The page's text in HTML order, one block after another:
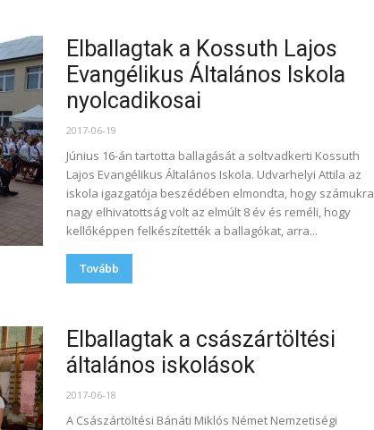
Elballagtak a Kossuth Lajos
Evangélikus Általános Iskola
nyolcadikosai
2017-06-19
Június 16-án tartotta ballagását a soltvadkerti Kossuth
Lajos Evangélikus Általános Iskola. Udvarhelyi Attila az
iskola igazgatója beszédében elmondta, hogy számukra
nagy elhivatottság volt az elmúlt 8 év és reméli, hogy
kellőképpen felkészítették a ballagókat, arra...
Tovább
Elballagtak a császártöltési
általános iskolások
2017-06-18
A Császártöltési Bánáti Miklós Német Nemzetiségi